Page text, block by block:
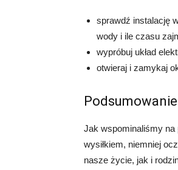
sprawdź instalację
wody i ile czasu
wypróbuj układ
otwieraj i zamykaj
Podsumowanie
Jak wspominaliśmy na
wysiłkiem, niemniej
nasze życie, jak i